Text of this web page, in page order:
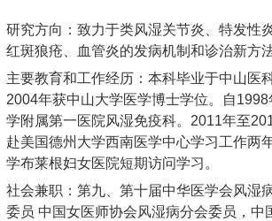
研究方向：致力于类风湿关节炎、特发性
红斑狼疮、血管炎的发病机制和诊治新方
主要教育和工作经历：本科毕业于中山医
2004年获中山大学医学博士学位。自
学附属第一医院风湿免疫科。2011年至
赴美国德州大学西南医学中心学习工作两
学布莱根妇女医院短期访问学习。
社会兼职：第九、第十届中华医学会风湿
委员 中国女医师协会风湿病分会委员，中